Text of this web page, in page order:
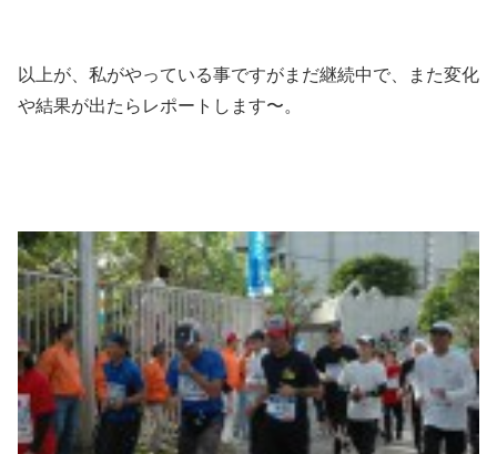
以上が、私がやっている事ですがまだ継続中で、また変化
や結果が出たらレポートします〜。